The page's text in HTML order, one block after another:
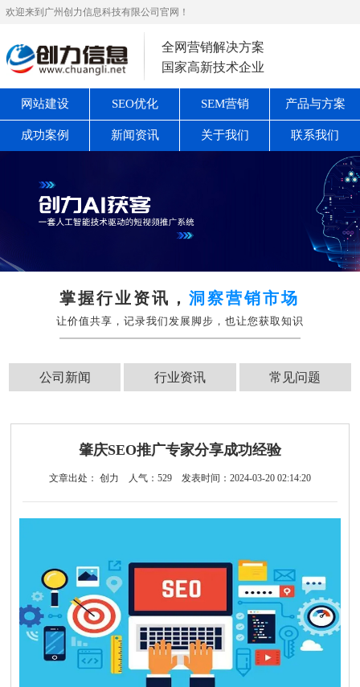
欢迎来到广州创力信息科技有限公司官网！
全网营销解决方案
国家高新技术企业
网站建设 SEO优化 SEM营销 产品与方案
成功案例 新闻资讯 关于我们 联系我们
掌握行业资讯，洞察营销市场
让价值共享，记录我们发展脚步，也让您获取知识
公司新闻 行业资讯 常见问题
肇庆SEO推广专家分享成功经验
文章出处： 创力 人气： 529 发表时间：2024-03-20 02:14:20